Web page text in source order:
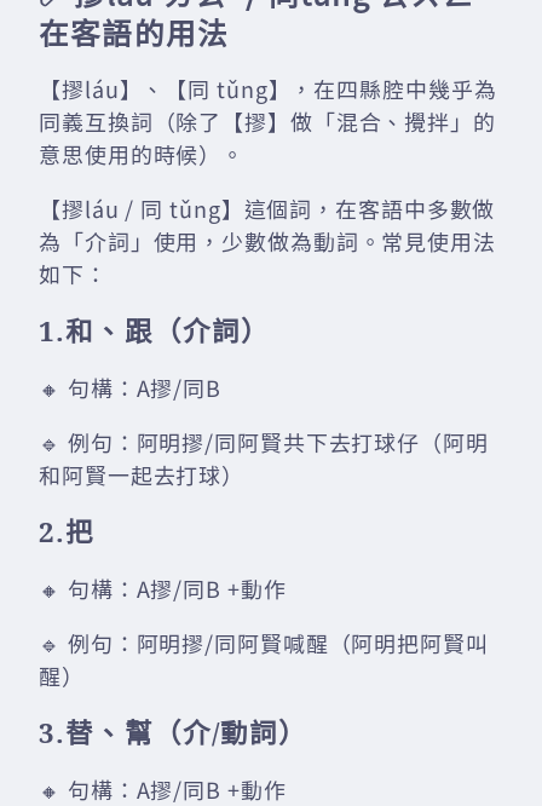
在客語的用法
【摎láu】、【同 tǔng】，在四縣腔中幾乎為
同義互換詞（除了【摎】做「混合、攪拌」的
意思使用的時候）。
【摎láu / 同 tǔng】這個詞，在客語中多數做
為「介詞」使用，少數做為動詞。常見使用法
如下：
1.和、跟（介詞）
🔸 句構：A摎/同B
🔹 例句：阿明摎/同阿賢共下去打球仔（阿明
和阿賢一起去打球）
2.把
🔸 句構：A摎/同B +動作
🔹 例句：阿明摎/同阿賢喊醒（阿明把阿賢叫
醒）
3.替、幫（介/動詞）
🔸 句構：A摎/同B +動作